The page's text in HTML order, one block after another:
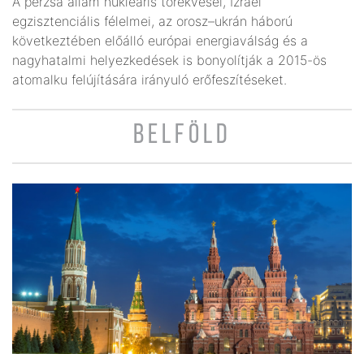
egzisztenciális félelmei, az orosz–ukrán háború
következtében előálló európai energiaválság és a
nagyhatalmi helyezkedések is bonyolítják a 2015-ös
atomalku felújítására irányuló erőfeszítéseket.
BELFÖLD